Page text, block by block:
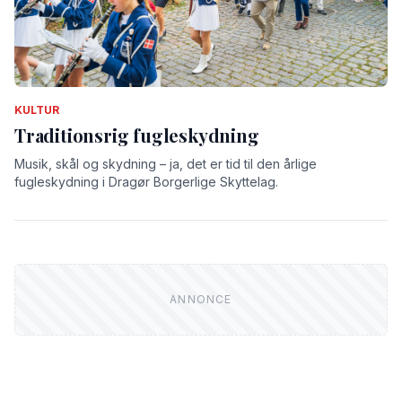
KULTUR
Traditionsrig fugleskydning
Musik, skål og skydning – ja, det er tid til den årlige
fugleskydning i Dragør Borgerlige Skyttelag.